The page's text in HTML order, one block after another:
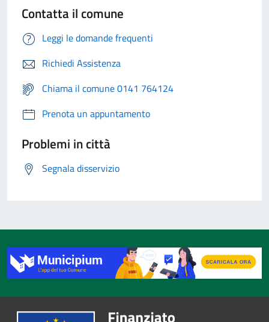
Contatta il comune
Leggi le domande frequenti
Richiedi Assistenza
Chiama il comune 0141 764124
Prenota un appuntamento
Problemi in città
Segnala disservizio